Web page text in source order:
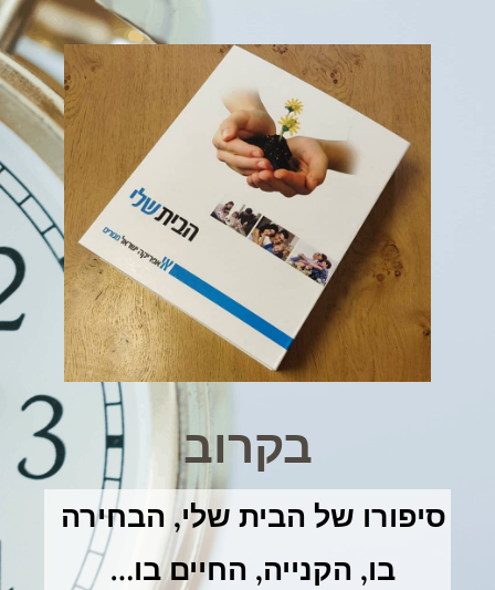
בקרוב
סיפורו של הבית שלי, הבחירה
בו, הקנייה, החיים בו…